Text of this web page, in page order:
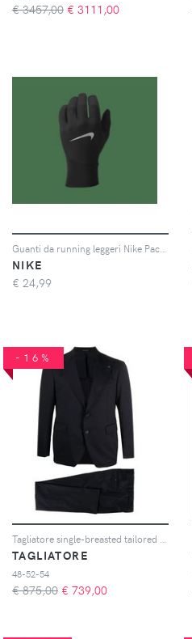
€ 3457,00 € 3111,00
NIKE
€ 24,99
-16%
TAGLIATORE
48-52-54
€ 875,00 € 739,00